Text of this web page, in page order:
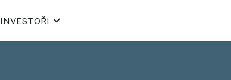
INVESTOŘI